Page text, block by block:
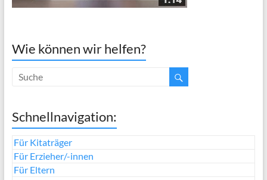
Wie können wir helfen?
Schnellnavigation:
Für Kitaträger
Für Erzieher/-innen
Für Eltern